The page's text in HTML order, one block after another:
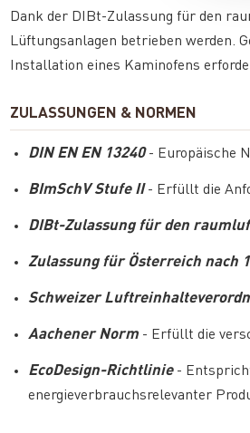
Dank der DIBt-Zulassung für den
Lüftungsanlagen betrieben werden.
Installation eines Kaminofens
ZULASSUNGEN & NORMEN
DIN EN EN 13240- Europäische
BImSchV Stufe II- Erfüllt die
DIBt-Zulassung für den
Zulassung für Österreich nach
Schweizer
Aachener Norm - Erfüllt die
EcoDesign-Richtlinie-
energieverbrauchsrelevanter